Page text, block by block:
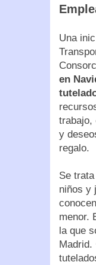
Una
en
trabajo,
y
regalo.
Se
niños y
menor.
la que
Madrid.